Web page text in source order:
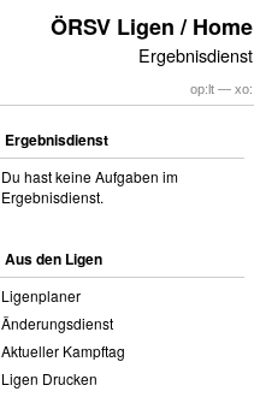
ÖRSV Ligen / Home
Ergebnisdienst
op:lt — xo:
Ergebnisdienst
Du hast keine Aufgaben im
Ergebnisdienst.
Aus den Ligen
Ligenplaner
Änderungsdienst
Aktueller Kampftag
Ligen Drucken